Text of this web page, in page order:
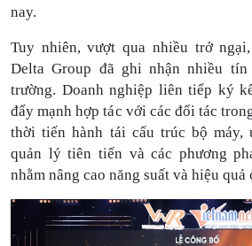
nay.
Tuy nhiên, vượt qua nhiều trở ngại,
Delta Group đã ghi nhận nhiều
trường. Doanh nghiệp liên tiếp ký
đẩy mạnh hợp tác với các đối tác
thời tiến hành tái cấu trúc bộ máy,
quản lý tiên tiến và các phương
nhằm nâng cao năng suất và hiệu quả